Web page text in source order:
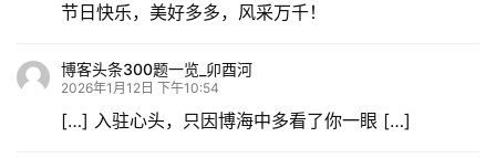
节日快乐，美好多多，风采万千！
博客头条300题一览_卯酉河
2026年1月12日 下午10:54
[…] 入驻心头，只因博海中多看了你一眼 […]